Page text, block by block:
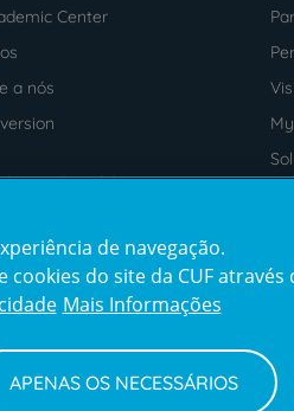
Center
a nós
de Crédito
de navegação.
do site da CUF
Mais Informações
APENAS OS NECESSÁRIOS